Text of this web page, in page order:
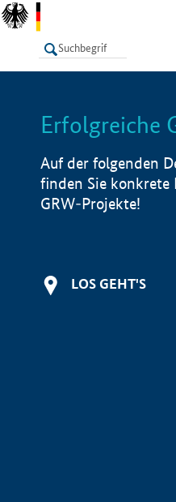
LISTE
Erfolgreiche
Auf der folgenden
finden Sie konkrete
GRW-Projekte!
LOS GEHT'S